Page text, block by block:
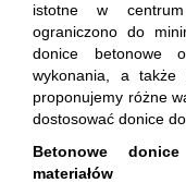
istotne w
ograniczono do
donice betonowe
wykonania, a także
proponujemy różne
dostosować donice
Betonowe
materiałów